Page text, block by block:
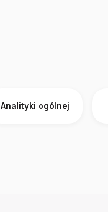
Analityki ogólnej